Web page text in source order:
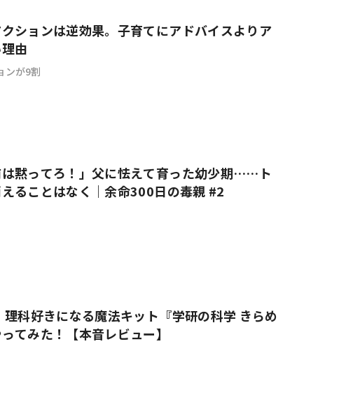
ションは逆効果。子育てにアドバイスよりア
由
ンが9割
は黙ってろ！」父に怯えて育った幼少期……ト
ることはなく｜余命300日の毒親 #2
理科好きになる魔法キット『学研の科学 きらめ
てみた！【本音レビュー】